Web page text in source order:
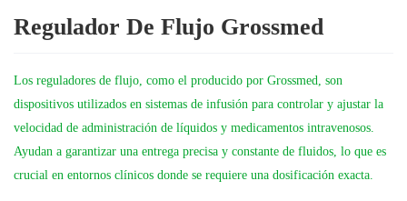
Regulador De Flujo Grossmed
Los reguladores de flujo, como el producido por Grossmed, son
dispositivos utilizados en sistemas de infusión para controlar y ajustar la
velocidad de administración de líquidos y medicamentos intravenosos.
Ayudan a garantizar una entrega precisa y constante de fluidos, lo que es
crucial en entornos clínicos donde se requiere una dosificación exacta.